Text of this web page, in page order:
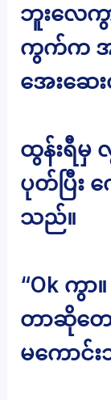
ဘူးလေ
ကွက်က အ
အေးဆေ
ထွန်းရီမှ
ပုတ်ပြီး က
သည်။
“Ok ကွ
တာဆိုတေ
မကောင်း